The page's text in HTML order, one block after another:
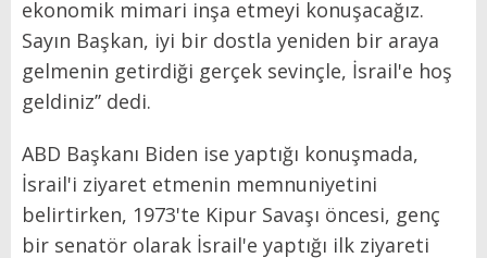
ekonomik mimari inşa etmeyi konuşacağız.
Sayın Başkan, iyi bir dostla yeniden bir araya
gelmenin getirdiği gerçek sevinçle, İsrail'e hoş
geldiniz’’ dedi.
ABD Başkanı Biden ise yaptığı konuşmada,
İsrail'i ziyaret etmenin memnuniyetini
belirtirken, 1973'te Kipur Savaşı öncesi, genç
bir senatör olarak İsrail'e yaptığı ilk ziyareti